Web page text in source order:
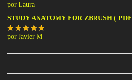
Valorado
con5de 5
por Laura
STUDY ANATOMY FOR ZBRUSH (
Valorado
por Javier M